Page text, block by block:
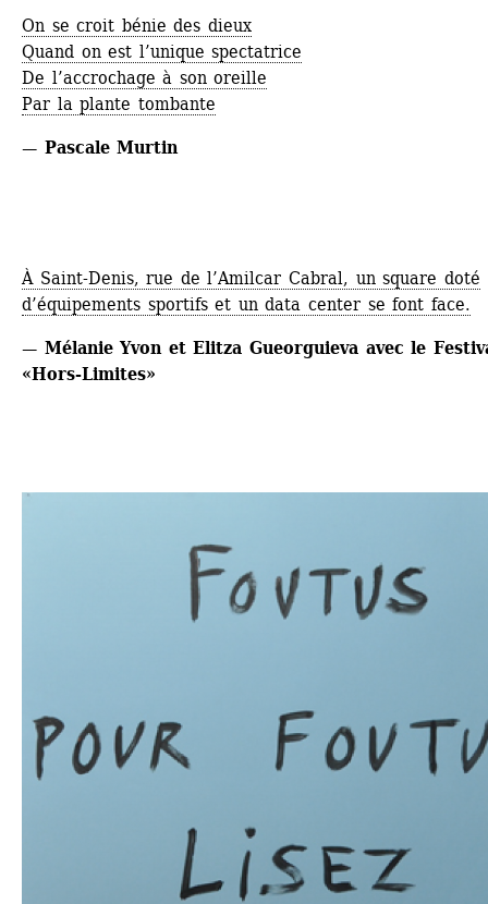
On se croit bénie des dieux
Quand on est l’unique spectatrice
De l’accrochage à son oreille
Par la plante tombante
— Pascale Murtin
À Saint-Denis, rue de l’Amilcar Cabral, un square doté
d’équipements sportifs et un data center se font face.
— Mélanie Yvon et Elitza Gueorguieva avec le
«Hors-Limites»